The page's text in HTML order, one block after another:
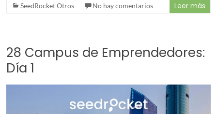
SeedRocket Otros
No hay comentarios Leer más
28 Campus de Emprendedores:
Día 1